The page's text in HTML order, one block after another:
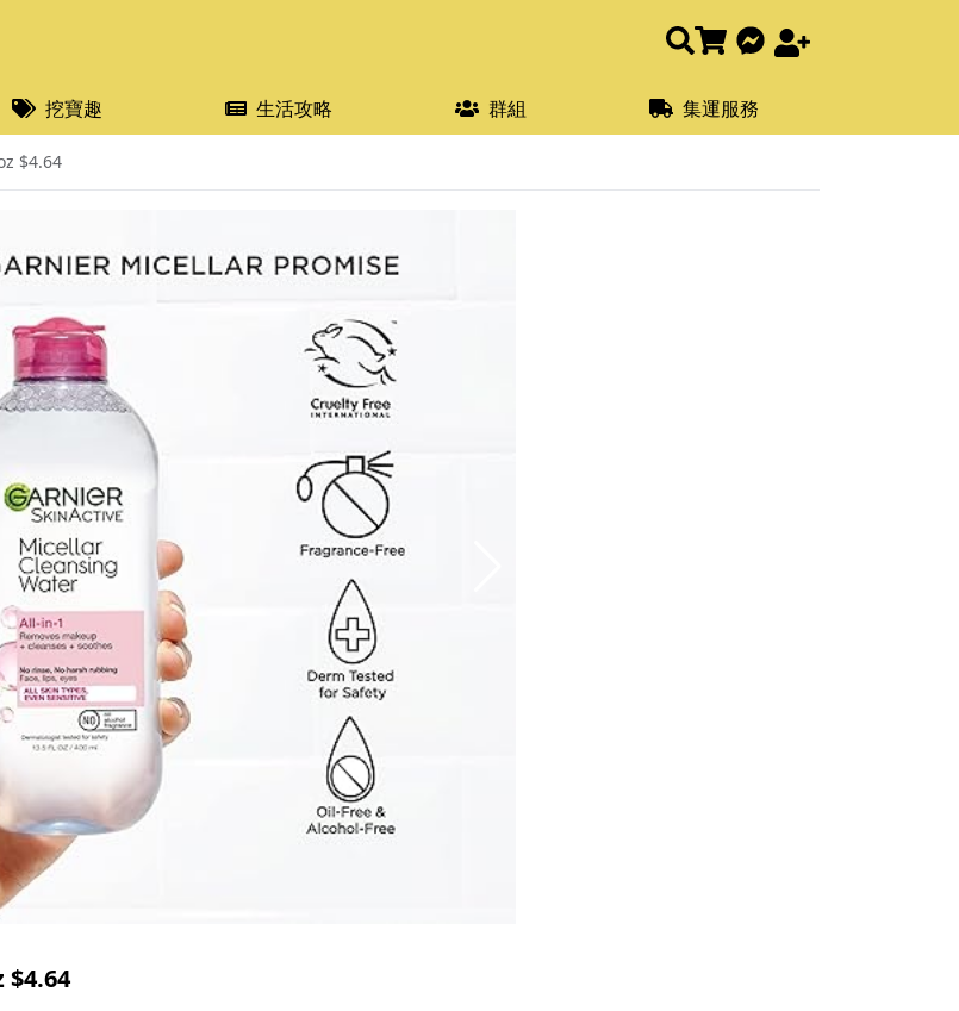
挖寶趣 生活攻略 群組 集運服務
$4.64
$4.64